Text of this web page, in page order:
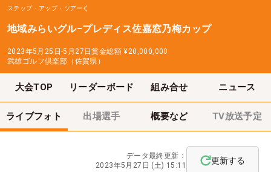
ステップ・アップ・ツアー
地域みらいグル−プレディス佐嘉窓乃梅カップ
2023年5月25日-5月27日賞金総額 ¥20,000,000
武雄ゴルフ倶楽部（佐賀県）
大会TOP リーダーボード 組み合せ ニュース
ライブフォト 出場選手 概要など TV放送予定
データ最終更新：
2023年5月27日 (土) 15:11
更新する